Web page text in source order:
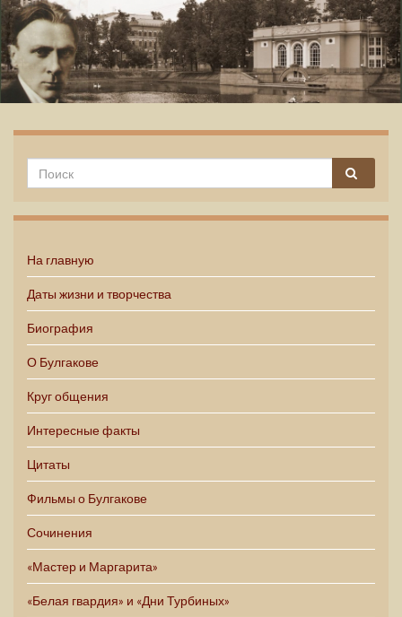
На главную
Даты жизни и творчества
Биография
О Булгакове
Круг общения
Интересные факты
Цитаты
Фильмы о Булгакове
Сочинения
«Мастер и Маргарита»
«Белая гвардия» и «Дни Турбиных»